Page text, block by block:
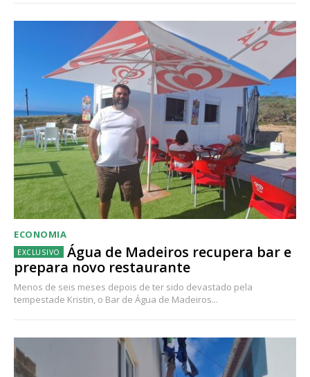
ECONOMIA
Água de Madeiros recupera bar e
prepara novo restaurante
Menos de seis meses depois de ter sido devastado pela
tempestade Kristin, o Bar de Água de Madeiros...